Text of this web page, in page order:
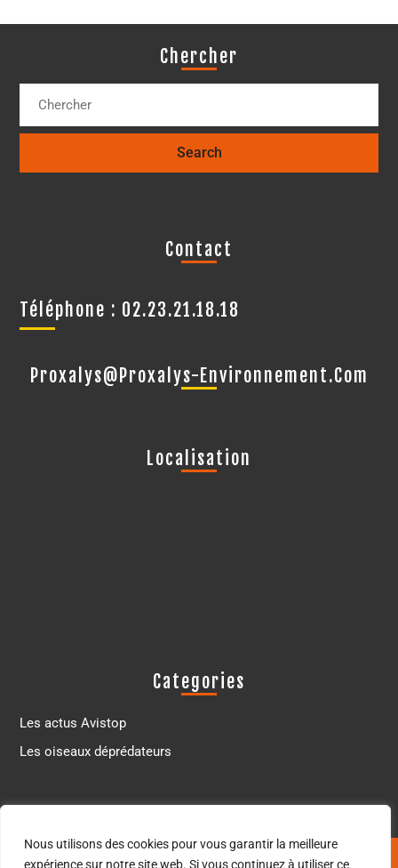
Nous utilisons des cookies pour vous garantir la meilleure
expérience sur notre site web. Si vous continuez à utiliser ce
Chercher
Contact
Téléphone : 02.23.21.18.18
Proxalys@proxalys-Environnement.com
Localisation
Categories
Les actus Avistop
Les oiseaux déprédateurs
Thème WordPress pour commerce électronique© Avistop